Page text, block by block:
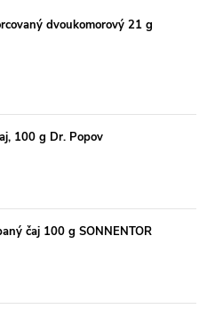
dvoukomorový 21 g
100 g Dr. Popov
čaj 100 g SONNENTOR